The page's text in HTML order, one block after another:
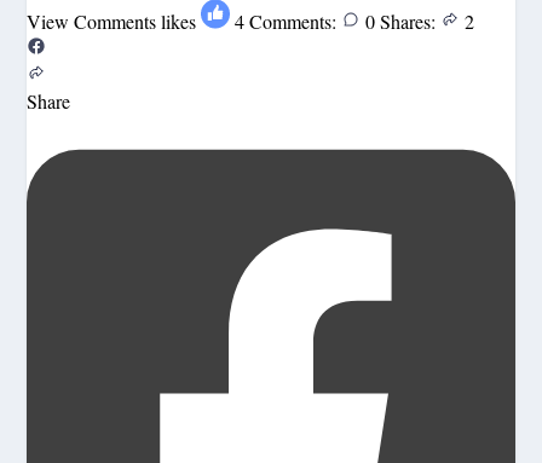
View Comments likes 4 Comments: 0 Shares: 2
Share